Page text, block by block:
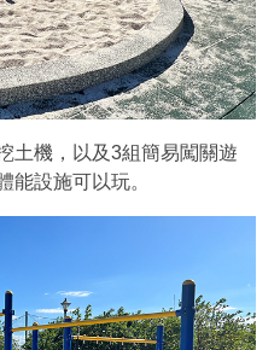
土機，以及3組簡易闖關遊
能設施可以玩。